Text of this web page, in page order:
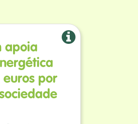
apoia
por